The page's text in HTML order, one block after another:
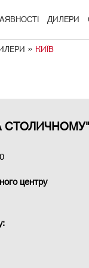
ДИЛЕРИ
» КИЇВ
СТОЛИЧНОМУ"
центру